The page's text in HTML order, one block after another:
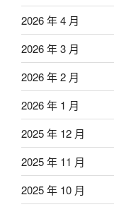
2026 年 4 月
2026 年 3 月
2026 年 2 月
2026 年 1 月
2025 年 12 月
2025 年 11 月
2025 年 10 月